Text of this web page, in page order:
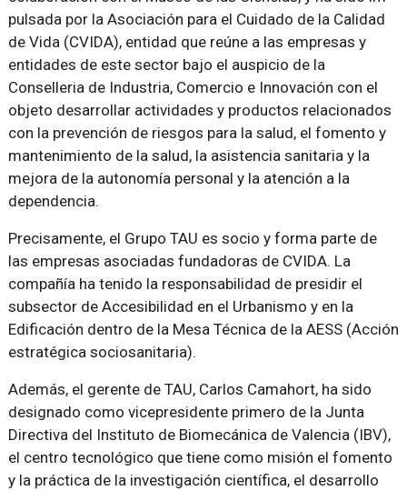
pulsada por la Asociación para el Cuidado de la Calidad
de Vida (CVIDA), entidad que reúne a las empresas y
entidades de este sector bajo el auspicio de la
Conselleria de Industria, Comercio e Innovación con el
objeto desarrollar actividades y productos relacionados
con la prevención de riesgos para la salud, el fomento y
mantenimiento de la salud, la asistencia sanitaria y la
mejora de la autonomía personal y la atención a la
dependencia.
Precisamente, el Grupo TAU es socio y forma parte de
las empresas asociadas fundadoras de CVIDA. La
compañía ha tenido la responsabilidad de presidir el
subsector de Accesibilidad en el Urbanismo y en la
Edificación dentro de la Mesa Técnica de la AESS (Acción
estratégica sociosanitaria).
Además, el gerente de TAU, Carlos Camahort, ha sido
designado como vicepresidente primero de la Junta
Directiva del Instituto de Biomecánica de Valencia (IBV),
el centro tecnológico que tiene como misión el fomento
y la práctica de la investigación científica, el desarrollo